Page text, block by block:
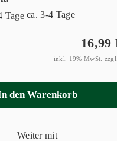
ca. 3-4 Tage
16,99
inkl. 19% MwSt. zzgl.
den Warenkorb
Weiter mit